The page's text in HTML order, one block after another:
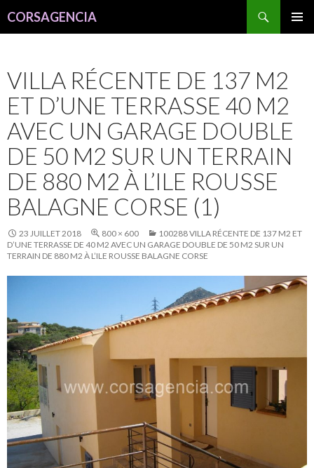
CORSAGENCIA
VILLA RÉCENTE DE 137 M2
ET D’UNE TERRASSE 40 M2
AVEC UN GARAGE DOUBLE
DE 50 M2 SUR UN TERRAIN
DE 880 M2 À L’ILE ROUSSE
BALAGNE CORSE (1)
23 JUILLET 2018 800 × 600
100288 VILLA RÉCENTE DE 137 M2 ET
D’UNE TERRASSE DE 40 M2 AVEC UN GARAGE DOUBLE DE 50 M2 SUR UN
TERRAIN DE 880 M2 À L’ILE ROUSSE BALAGNE CORSE